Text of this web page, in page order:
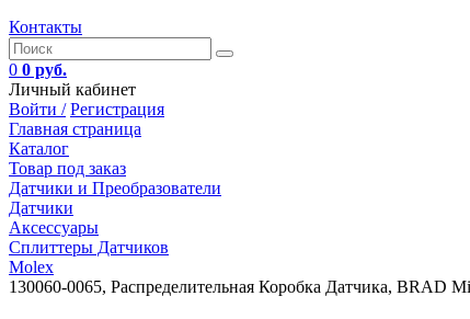
Контакты
0 0 руб.
Личный кабинет
Войти / Регистрация
Главная страница
Каталог
Товар под заказ
Датчики и Преобразователи
Датчики
Аксессуары
Сплиттеры Датчиков
Molex
130060-0065, Распределительная Коробка Датчика, BRAD